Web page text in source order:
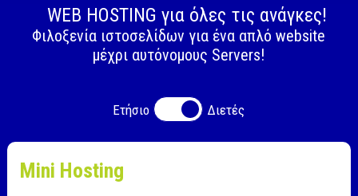
WEB HOSTING για όλες τις ανάγκες!
Φιλοξενία ιστοσελίδων για ένα απλό website
μέχρι αυτόνομους Servers!
Ετήσιο Διετές
Mini Hosting